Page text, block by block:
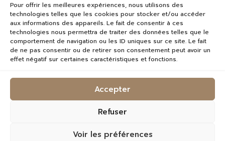
Pour offrir les meilleures expériences, nous utilisons des
technologies telles que les cookies pour stocker et/ou accéder
aux informations des appareils. Le fait de consentir à ces
technologies nous permettra de traiter des données telles que le
comportement de navigation ou les ID uniques sur ce site. Le fait
de ne pas consentir ou de retirer son consentement peut avoir un
effet négatif sur certaines caractéristiques et fonctions.
Accepter
Refuser
Voir les préférences